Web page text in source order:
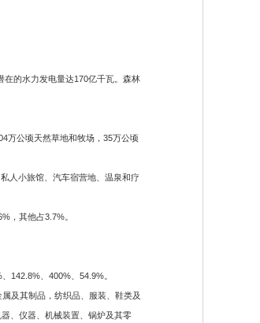
在的水力发电量达170亿千瓦。森林
万公顷天然草地和牧场，35万公顷
人小旅馆、汽车宿营地、温泉和疗
，其他占3.7%。
142.8%、400%、54.9%。
及其制品，纺织品、服装、鞋类及
、仪器、机械装置、锅炉及其零